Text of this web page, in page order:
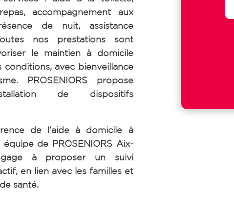
accompagnement aux
de nuit, assistance
nos prestations sont
le maintien à domicile
conditions, avec bienveillance
PROSENIORS propose
de dispositifs
de l’aide à domicile à
de PROSENIORS Aix-
à proposer un suivi
en lien avec les familles et
santé.